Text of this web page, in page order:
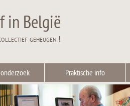
in België
geheugen !
Praktische info